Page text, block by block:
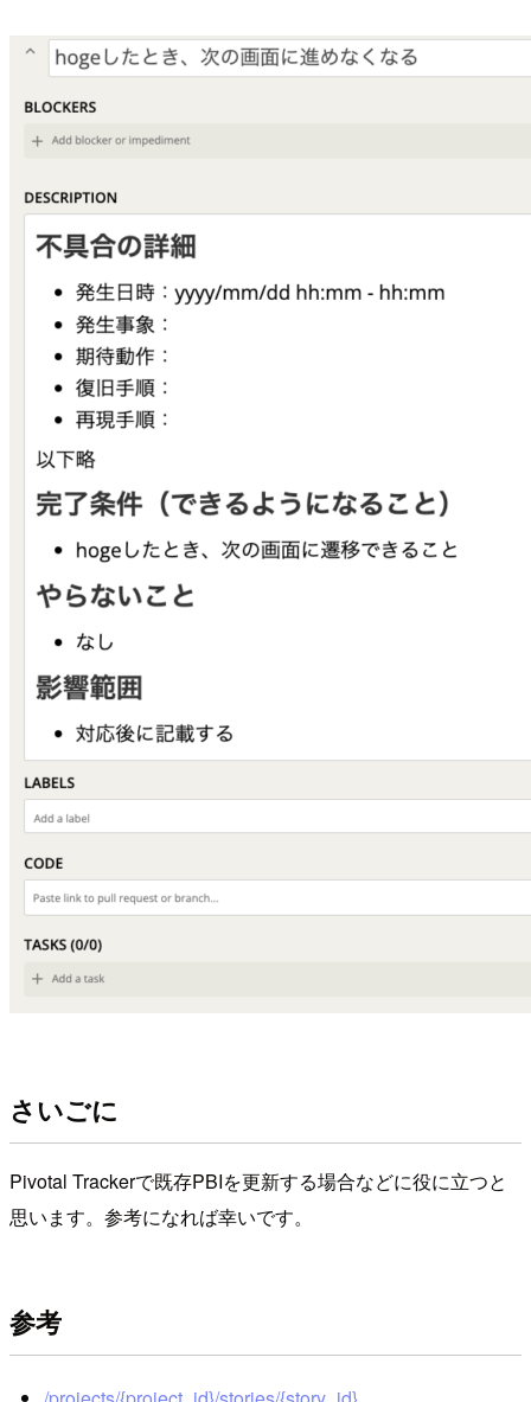
さいごに
Pivotal Trackerで既存PBIを更新する場合などに役に立つと
思います。参考になれば幸いです。
参考